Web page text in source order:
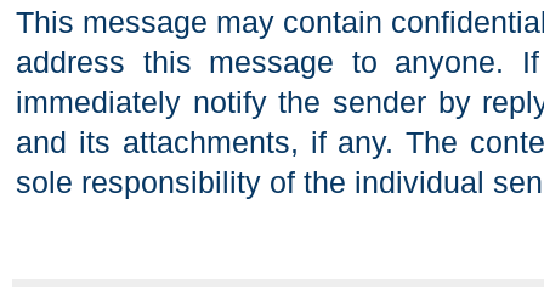
This message may contain
address this message to anyone.
immediately notify the sender by
and its attachments, if any. The
sole responsibility of the individual